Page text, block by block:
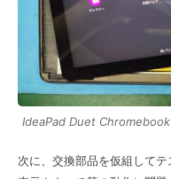
IdeaPad Duet
次に、交換部品を仮組してテ